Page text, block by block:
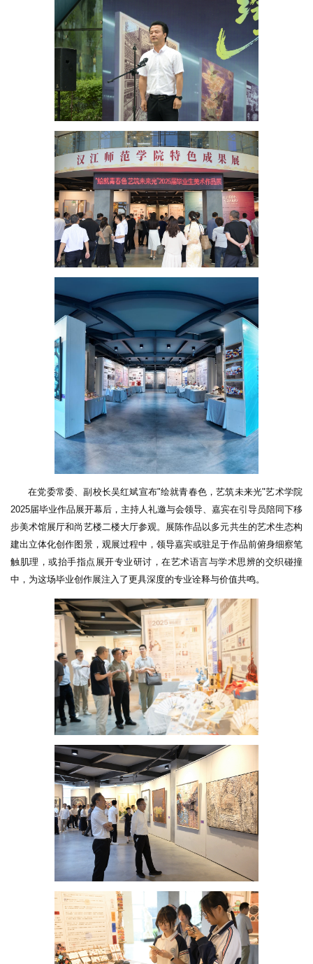
在党委常委、副校长吴红斌宣布"绘就青春色，艺筑未来光"艺术学院
2025届毕业作品展开幕后，主持人礼邀与会领导、嘉宾在引导员陪同下移
步美术馆展厅和尚艺楼二楼大厅参观。展陈作品以多元共生的艺术生态构
建出立体化创作图景，观展过程中，领导嘉宾或驻足于作品前俯身细察笔
触肌理，或抬手指点展开专业研讨，在艺术语言与学术思辨的交织碰撞
中，为这场毕业创作展注入了更具深度的专业诠释与价值共鸣。